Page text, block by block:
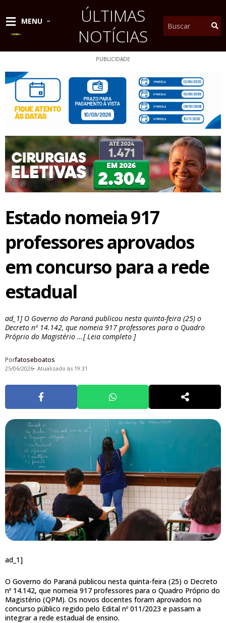
conteúdo
MENU
ÚLTIMAS
NOTÍCIAS
Pesquisar
PUBLICIDADE
Estado nomeia 917
professores aprovados
em concurso para a rede
estadual
ad_1] O Governo do Paraná publicou nesta quinta-feira (25) o
Decreto nº 14.142, que nomeia 917 professores para o Quadro
Próprio do Magistério ...[ Leia completo ]
Porfatoseboatos
25/06/2026 Atualizado às 19:31
ad_1]
O Governo do Paraná publicou nesta quinta-feira (25) o Decreto
nº 14.142, que nomeia 917 professores para o Quadro Próprio do
Magistério (QPM). Os novos docentes foram aprovados no
concurso público regido pelo Edital nº 011/2023 e passam a
integrar a rede estadual de ensino.